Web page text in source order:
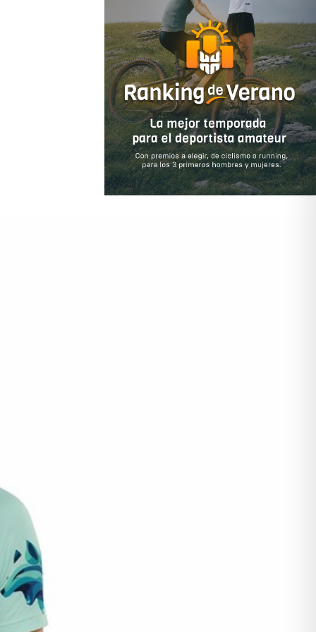
comprarme una camiseta.